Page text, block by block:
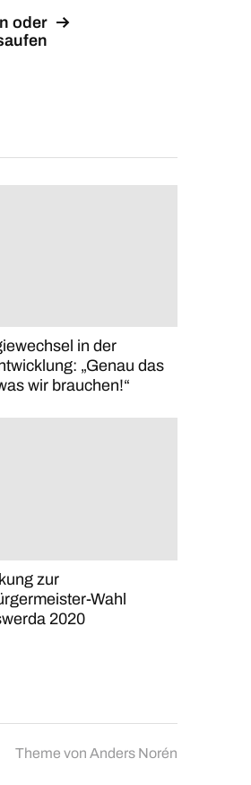
oder
in der
„Genau das
wir brauchen!“
zur
Wahl
2020
Theme von Anders Norén